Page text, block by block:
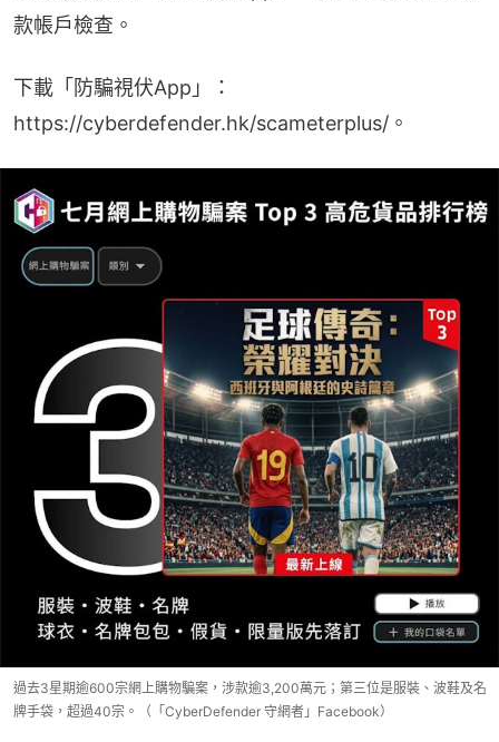
款帳戶檢查。
下載「防騙視伏App」：
https://cyberdefender.hk/scameterplus/。
過去3星期逾600宗網上購物騙案，涉款逾3,200萬元；第三位是服裝、波鞋及名
牌手袋，超過40宗。（「CyberDefender 守網者」Facebook）